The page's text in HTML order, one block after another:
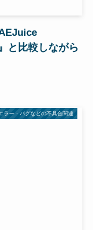
と比較しながら
ラー・バグなどの不具合関連